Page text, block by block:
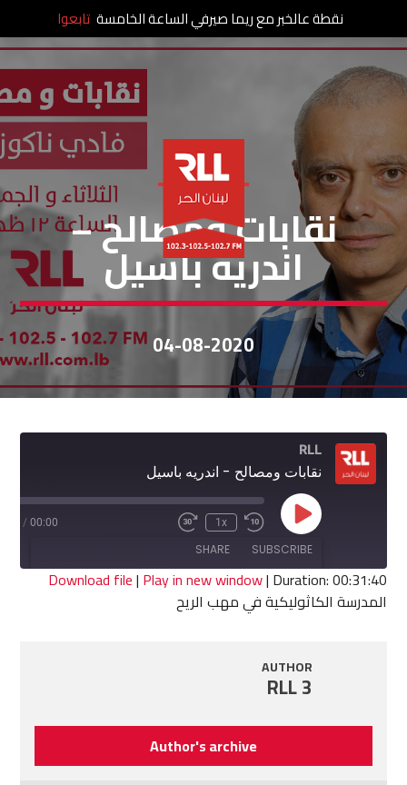
نقابات ومصالح
نقابات ومصالح –
اندريه باسيل
04-08-2020
RLL
نقابات ومصالح - اندريه باسيل
Play
Episode
Rewind
10
Seconds
1x
Fast
seconds
00:00
/
SUBSCRIBE
SHARE
SHARE
Download file| Play in new window| Duration: 00:31:40
المدرسة الكاثوليكية في مهب الريح
AUTHOR
RLL 3
Author's archive
نقطة عالخبر مع ريما صيرفي الساعة الخامسة تابعوا